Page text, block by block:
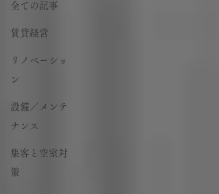
全ての記事
賃貸経営
リノベーショ
ン
設備／メンテ
ナンス
集客と空室対
策